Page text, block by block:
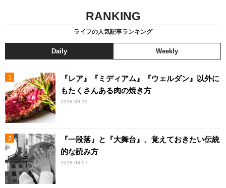
RANKING
ライフの人気記事ランキング
Daily Weekly
『レア』『ミディアム』『ウェルダン』以外に
もたくさんある肉の焼き方
2018.09.19
『一段落』と『大舞台』、覚えておきたい伝統
的な読み方
2018.08.07